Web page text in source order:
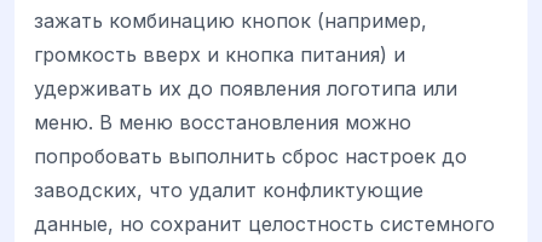
зажать комбинацию кнопок (например,
громкость вверх и кнопка питания) и
удерживать их до появления логотипа или
меню. В меню восстановления можно
попробовать выполнить сброс настроек до
заводских, что удалит конфликтующие
данные, но сохранит целостность системного